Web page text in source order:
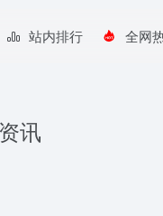
站内排行 全网
讯